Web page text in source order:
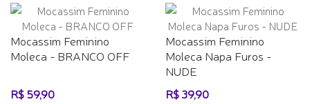
Mocassim Feminino
Moleca - BRANCO OFF
R$ 59,90
Mocassim Feminino
Moleca Napa Furos -
NUDE
R$ 39,90